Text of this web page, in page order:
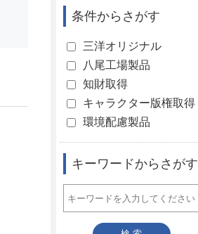
条件からさがす
三洋オリジナル
八尾工場製品
知財取得
キャラクター版権取得
環境配慮製品
キーワードからさがす